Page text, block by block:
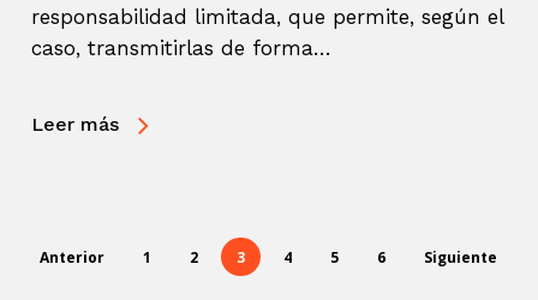
responsabilidad limitada, que permite, según el
caso, transmitirlas de forma…
Leer más
Anterior 1 2 3 4 5 6 Siguiente